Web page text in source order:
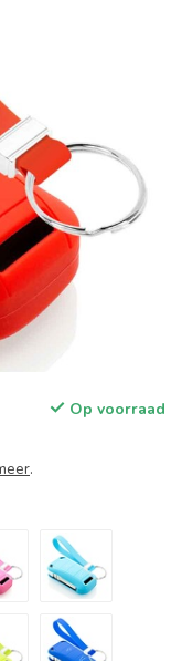
Op voorraad
.